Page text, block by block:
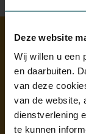
Deze website
Wij willen u een
en daarbuiten.
van deze
van de website,
dienstverlening
te kunnen
Ontdek meer